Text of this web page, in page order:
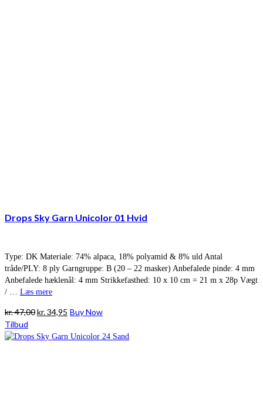
Drops Sky Garn Unicolor 01 Hvid
Type: DK Materiale: 74% alpaca, 18% polyamid & 8% uld Antal
tråde/PLY: 8 ply Garngruppe: B (20 – 22 masker) Anbefalede pinde: 4 mm
Anbefalede hæklenål: 4 mm Strikkefasthed: 10 x 10 cm = 21 m x 28p Vægt
/ … Læs mere
kr.47,00Den
pris
kr.34,95 Den
pris
Buy Now
Tilbud